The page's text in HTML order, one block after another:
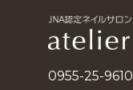
0955-25-9610